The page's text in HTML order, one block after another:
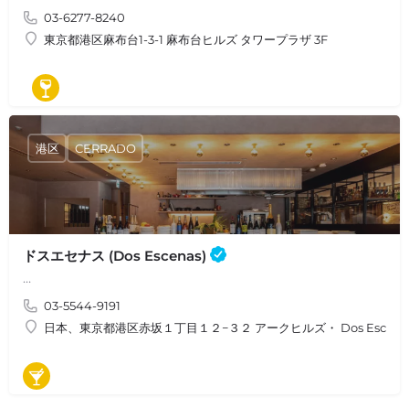
03-6277-8240
東京都港区麻布台1-3-1 麻布台ヒルズ タワープラザ 3F
ワインバル
ドスエセナス (Dos Escenas)
…
03-5544-9191
日本、東京都港区赤坂１丁目１２−３２ アークヒルズ・ Dos
港区 CERRADO